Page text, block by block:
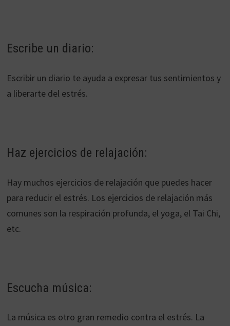
Escribe un diario:
Escribir un diario te ayuda a expresar tus sentimientos y
a liberarte del estrés.
Haz ejercicios de relajación:
Hay muchos ejercicios de relajación que puedes hacer
para reducir el estrés. Los ejercicios de relajación más
comunes son la respiración profunda, el yoga, el Tai Chi,
etc.
Escucha música:
La música es otro gran remedio contra el estrés. La